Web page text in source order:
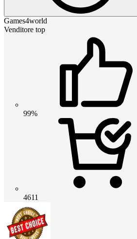
Games4world
Venditore top
99%
4611